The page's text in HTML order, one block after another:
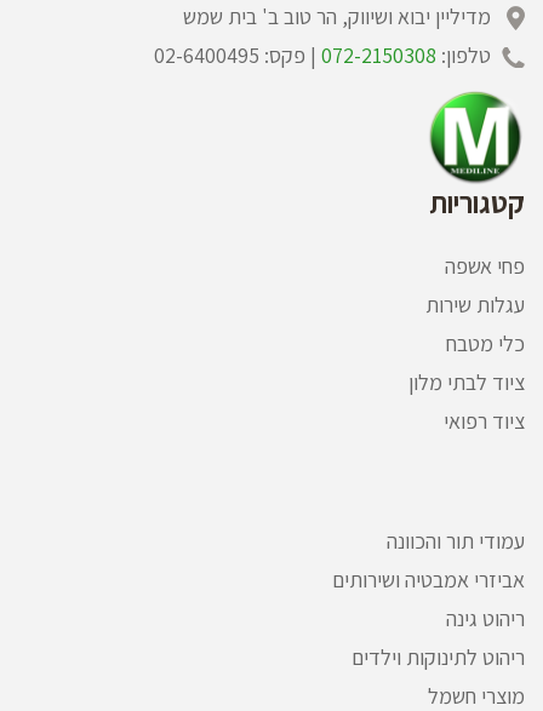
מדיליין יבוא ושיווק, הר טוב ב' בית שמש
טלפון: 072-2150308 | פקס: 02-6400495
קטגוריות
פחי אשפה
עגלות שירות
כלי מטבח
ציוד לבתי מלון
ציוד רפואי
עמודי תור והכוונה
אביזרי אמבטיה ושירותים
ריהוט גינה
ריהוט לתינוקות וילדים
מוצרי חשמל